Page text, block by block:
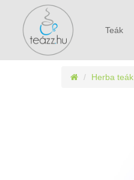
Teák
Herba teák